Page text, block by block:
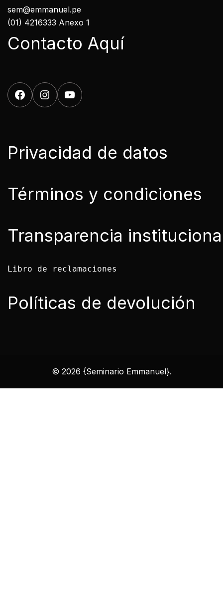
sem@emmanuel.pe
(01) 4216333 Anexo 1
Contacto Aquí
Privacidad de datos
Términos y condiciones
Transparencia
Libro de reclamaciones
Políticas de devolución
© 2026 {Seminario Emmanuel}.